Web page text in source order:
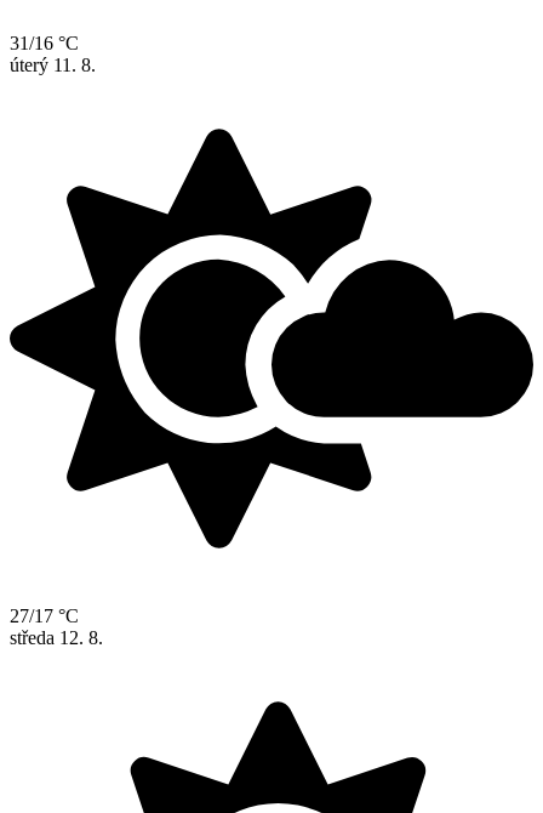
31/16 °C
úterý 11. 8.
27/17 °C
středa 12. 8.